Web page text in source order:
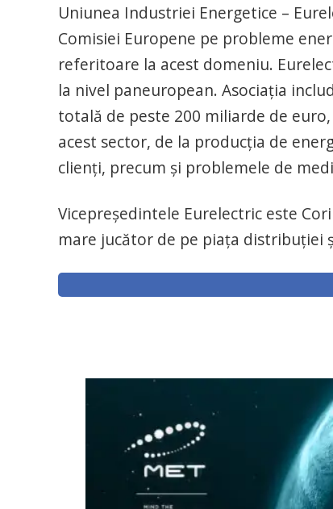
Uniunea Industriei Energetice –
Comisiei Europene pe probleme
referitoare la acest domeniu.
la nivel paneuropean. Asociaţia
totală de peste 200 miliarde de
acest sector, de la producţia de
clienţi, precum şi problemele de
Vicepreşedintele Eurelectric este
mare jucător de pe piaţa distribuţiei